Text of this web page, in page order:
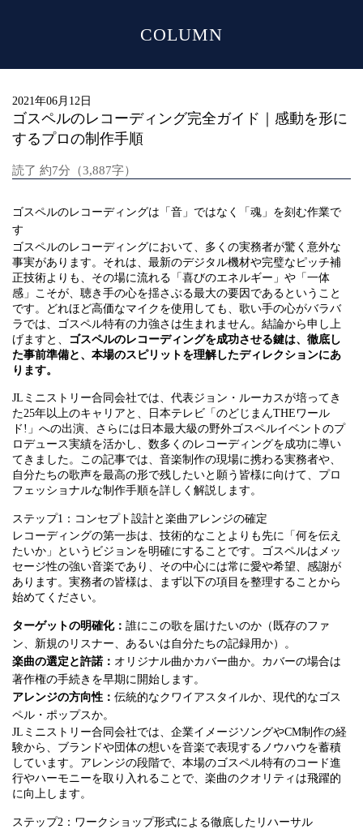
COLUMN
2021年06月12日
ゴスペルのレコーディング完全ガイド｜感動を形に
するプロの制作手順
読了 約7分（3,887字）
ゴスペルのレコーディングは「音」ではなく「魂」を刻む作業で
す
ゴスペルのレコーディングにおいて、多くの実務者が驚く意外な
事実があります。それは、最新のデジタル機材や完璧なピッチ補
正技術よりも、その場に流れる「喜びのエネルギー」や「一体
感」こそが、聴き手の心を揺さぶる最大の要因であるということ
です。どれほど高価なマイクを使用しても、歌い手の心がバラバ
ラでは、ゴスペル特有の力強さは生まれません。結論から申し上
げますと、 ゴスペルのレコーディングを成功させる鍵は、徹底し
た事前準備と、本場のスピリットを理解したディレクションにあ
ります。
JLミニストリー合同会社では、代表ジョン・ルーカスが培ってき
た25年以上のキャリアと、日本テレビ「のどじまんTHEワール
ド!」への出演、さらには日本最大級の野外ゴスペルイベントのプ
ロデュース実績を活かし、数多くのレコーディングを成功に導い
てきました。この記事では、音楽制作の現場に携わる実務者や、
自分たちの歌声を最高の形で残したいと願う皆様に向けて、プロ
フェッショナルな制作手順を詳しく解説します。
ステップ1：コンセプト設計と楽曲アレンジの確定
レコーディングの第一歩は、技術的なことよりも先に「何を伝え
たいか」というビジョンを明確にすることです。ゴスペルはメッ
セージ性の強い音楽であり、その中心には常に愛や希望、感謝が
あります。実務者の皆様は、まず以下の項目を整理することから
始めてください。
ターゲットの明確化： 誰にこの歌を届けたいのか（既存のファ
ン、新規のリスナー、あるいは自分たちの記録用か）。
楽曲の選定と許諾： オリジナル曲かカバー曲か。カバーの場合は
著作権の手続きを早期に開始します。
アレンジの方向性： 伝統的なクワイアスタイルか、現代的なゴス
ペル・ポップスか。
JLミニストリー合同会社では、企業イメージソングやCM制作の経
験から、ブランドや団体の想いを音楽で表現するノウハウを蓄積
しています。アレンジの段階で、本場のゴスペル特有のコード進
行やハーモニーを取り入れることで、楽曲のクオリティは飛躍的
に向上します。
ステップ2：ワークショップ形式による徹底したリハーサル